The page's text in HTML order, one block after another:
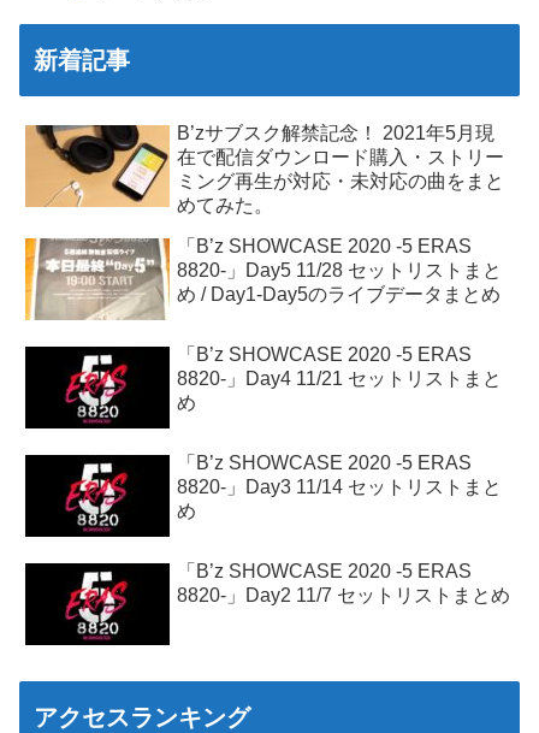
新着記事
B’zサブスク解禁記念！ 2021年5月現
在で配信ダウンロード購入・ストリー
ミング再生が対応・未対応の曲をまと
めてみた。
「B’z SHOWCASE 2020 -5 ERAS
8820-」Day5 11/28 セットリストまと
め / Day1-Day5のライブデータまとめ
「B’z SHOWCASE 2020 -5 ERAS
8820-」Day4 11/21 セットリストまと
め
「B’z SHOWCASE 2020 -5 ERAS
8820-」Day3 11/14 セットリストまと
め
「B’z SHOWCASE 2020 -5 ERAS
8820-」Day2 11/7 セットリストまとめ
アクセスランキング